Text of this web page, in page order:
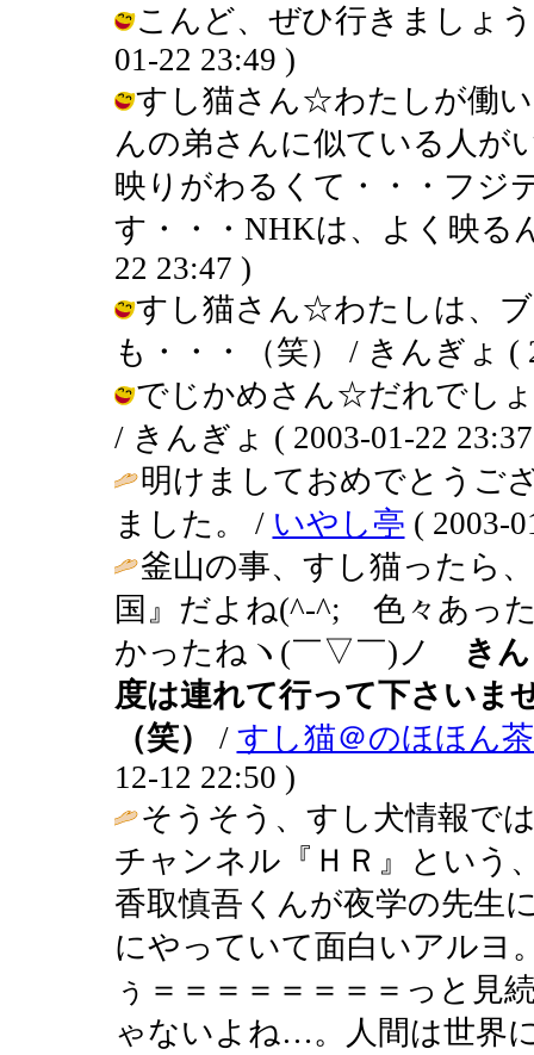
こんど、ぜひ行きましょ
01-22 23:49 )
すし猫さん☆わたしが働
んの弟さんに似ている人
映りがわるくて・・・フジ
す・・・NHKは、よく映る
22 23:47 )
すし猫さん☆わたしは、
も・・・（笑） / きんぎょ (
でじかめさん☆だれでし
/ きんぎょ ( 2003-01-22
明けましておめでとうご
ました。 / いやし亭 ( 2003-
釜山の事、すし猫ったら
国』だよね(^-^; 色々あっ
かったねヽ(￣▽￣)ノ
き
度は連れて行って下さい
（笑）
/ すし猫＠のほほん
12-12 22:50 )
そうそう、すし犬情報で
チャンネル『ＨＲ』とい
香取慎吾くんが夜学の先生
にやっていて面白いアル
ぅ＝＝＝＝＝＝＝＝っと
ゃないよね…。人間は世界